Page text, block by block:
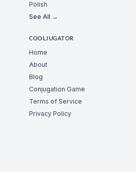
Polish
See All →
COOLJUGATOR
Home
About
Blog
Conjugation Game
Terms of Service
Privacy Policy